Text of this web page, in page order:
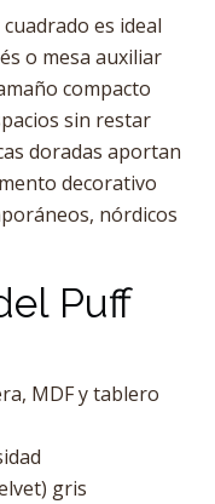
es ideal
o mesa auxiliar
compacto
sin restar
doradas aportan
decorativo
nórdicos
Puff
MDF y tablero
gris